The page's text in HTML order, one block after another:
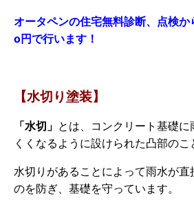
オータペンの住宅無料診断、点検か
o円で行います！
【水切り塗装】
「水切」 とは、コンクリート基礎に
くくなるように設けられた凸部のこ
水切りがあることによって雨水が直
のを防ぎ、基礎を守っています。